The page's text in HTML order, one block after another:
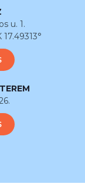
u. 1.